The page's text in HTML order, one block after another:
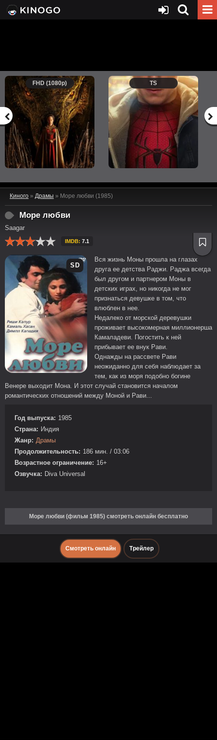
FHD (1080p) TS
Киного » Драмы » Море любви (1985)
Море любви
Saagar
IMDB: 7.1
SD
Вся жизнь Моны прошла на глазах
друга ее детства Раджи. Раджа всегда
был другом и партнером Моны в
детских играх, но никогда не мог
признаться девушке в том, что
влюблен в нее.
Недалеко от морской деревушки
проживает высокомерная миллионерша
Камаладеви. Погостить к ней
прибывает ее внук Рави.
Однажды на рассвете Рави
неожиданно для себя наблюдает за
тем, как из моря подобно богине
Венере выходит Мона. И этот случай становится началом
романтических отношений между Моной и Рави...
Год выпуска: 1985
Страна: Индия
Жанр: Драмы
Продолжительность: 186 мин. / 03:06
Возрастное ограничение: 16+
Озвучка: Diva Universal
Море любви (фильм 1985) смотреть онлайн бесплатно
Смотреть онлайн Трейлер